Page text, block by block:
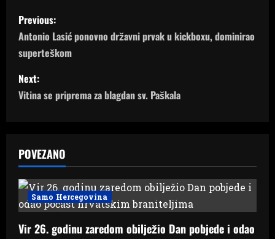
P
o
s
t
a
v
i
g
Previous:
Antonio Lasić ponovno državni prvak u kickboxu, dominirao
superteškom
Next:
Vitina se priprema za blagdan sv. Paškala
POVEZANO
Samo Hercegovina
Vir 26. godinu zaredom obilježio Dan pobjede i odao